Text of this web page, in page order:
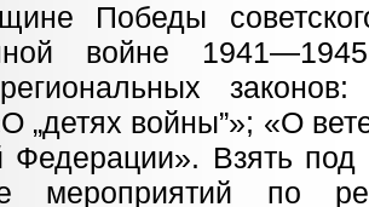
Победы
войне
„детях войны”»; «О
Федерации». Взять под
мероприятий по